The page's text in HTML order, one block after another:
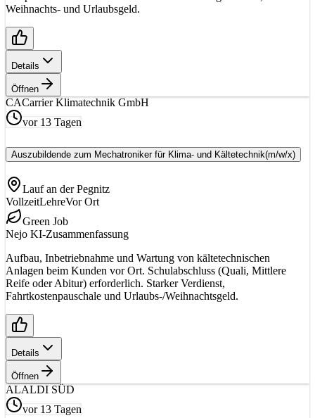
Weihnachts- und Urlaubsgeld.
Details
Öffnen
CACarrier Klimatechnik GmbH
vor 13 Tagen
Auszubildende zum Mechatroniker für Klima- und Kältetechnik(m/w/x)
Lauf an der Pegnitz
VollzeitLehreVor Ort
Green Job
Nejo KI-Zusammenfassung
Aufbau, Inbetriebnahme und Wartung von kältetechnischen
Anlagen beim Kunden vor Ort. Schulabschluss (Quali, Mittlere
Reife oder Abitur) erforderlich. Starker Verdienst,
Fahrtkostenpauschale und Urlaubs-/Weihnachtsgeld.
Details
Öffnen
ALALDI SÜD
vor 13 Tagen